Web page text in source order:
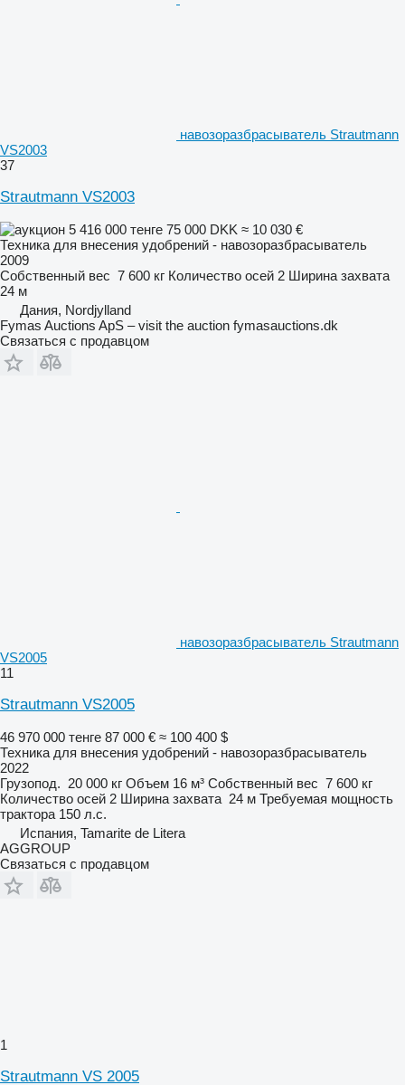
навозоразбрасыватель Strautmann
VS2003
37
Strautmann VS2003
5 416 000 тенге 75 000 DKK ≈ 10 030 €
Техника для внесения удобрений - навозоразбрасыватель
2009
Собственный вес 7 600 кг Количество осей 2 Ширина захвата
24 м
Дания, Nordjylland
Fymas Auctions ApS – visit the auction fymasauctions.dk
Связаться с продавцом
навозоразбрасыватель Strautmann
VS2005
11
Strautmann VS2005
46 970 000 тенге 87 000 € ≈ 100 400 $
Техника для внесения удобрений - навозоразбрасыватель
2022
Грузопод. 20 000 кг Объем 16 м³ Собственный вес 7 600 кг
Количество осей 2 Ширина захвата 24 м Требуемая мощность
трактора 150 л.с.
Испания, Tamarite de Litera
AGGROUP
Связаться с продавцом
1
Strautmann VS 2005